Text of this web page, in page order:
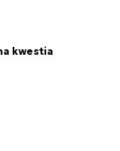
kwestia